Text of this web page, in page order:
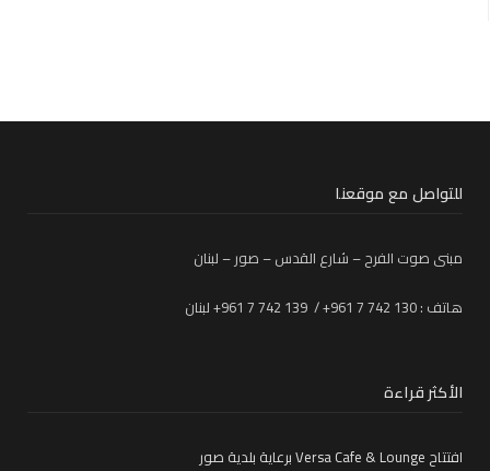
للتواصل مع موقعنا
مبنى صوت الفرح – شارع القدس – صور – لبنان
هاتف : 130 742 7 961+ / 139 742 7 961+ لبنان
الأكثر قراءة
افتتاح Versa Cafe & Lounge برعاية بلدية صور